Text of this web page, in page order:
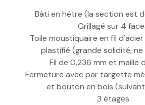
Bâti en hêtre (la section est
Grillagé sur 4
Toile moustiquaire en fil
plastifié (grande solidité, ne
Fil de 0,236 mm et maille
Fermeture avec par targette
et bouton en bois
3 étages